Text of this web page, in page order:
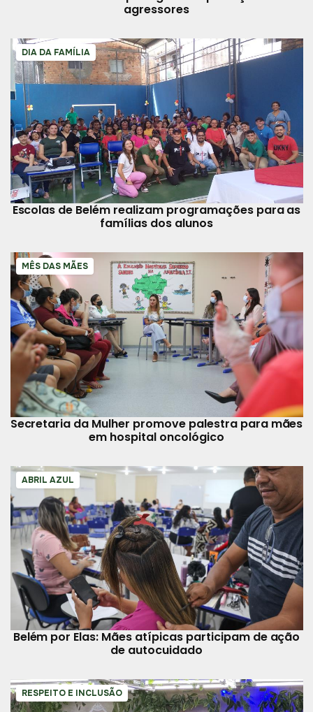
agressores
DIA DA FAMÍLIA
Escolas de Belém realizam programações para as
famílias dos alunos
MÊS DAS MÃES
Secretaria da Mulher promove palestra para mães
em hospital oncológico
ABRIL AZUL
Belém por Elas: Mães atípicas participam de ação
de autocuidado
RESPEITO E INCLUSÃO